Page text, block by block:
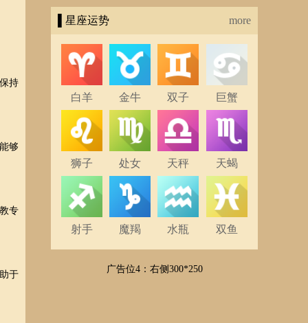
持
够
专
于
▌星座运势 more
白羊 金牛 双子 巨蟹
狮子 处女 天秤 天蝎
射手 魔羯 水瓶 双鱼
广告位4：右侧300*250